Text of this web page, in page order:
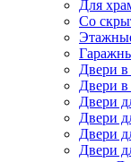
Для
Со
Двери
Двери в
Двери
Двери
Двери
Двери